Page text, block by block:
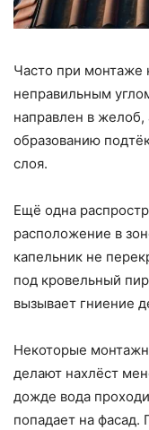
Часто при монтаже
неправильным
направлен в желоб,
образованию
слоя.
Ещё одна
расположение в
капельник не
под кровельный
вызывает гниение
Некоторые
делают нахлёст
дожде вода
попадает на